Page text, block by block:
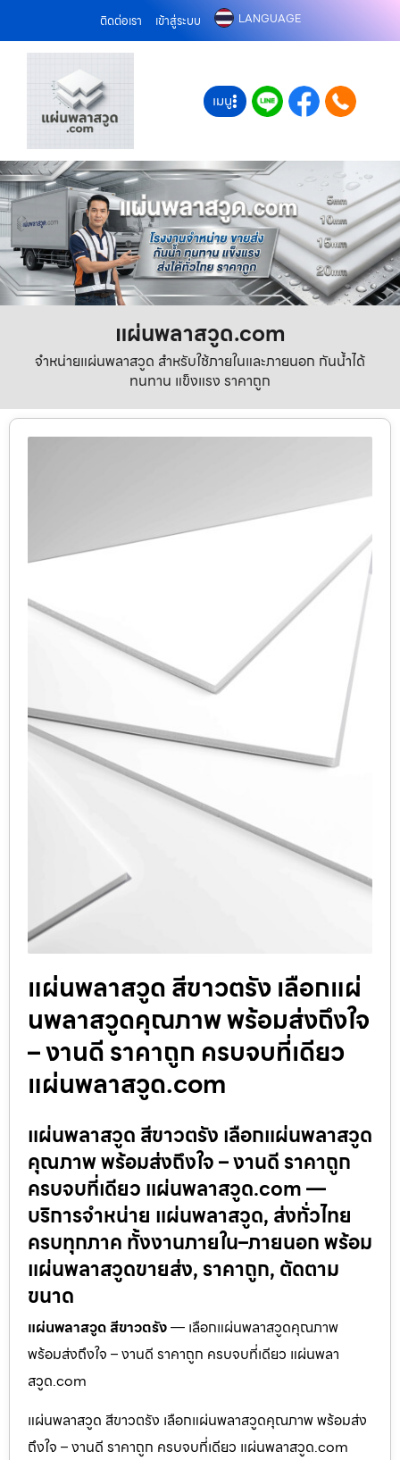
ติดต่อเรา เข้าสู่ระบบ LANGUAGE
เมนู
แผ่นพลาสวูด.com
จำหน่ายแผ่นพลาสวูด สำหรับใช้ภายในและภายนอก กันน้ำได้
ทนทาน แข็งแรง ราคาถูก
แผ่นพลาสวูด สีขาวตรัง เลือกแผ่
นพลาสวูดคุณภาพ พร้อมส่งถึงใจ
– งานดี ราคาถูก ครบจบที่เดียว
แผ่นพลาสวูด.com
แผ่นพลาสวูด สีขาวตรัง เลือกแผ่นพลาสวูด
คุณภาพ พร้อมส่งถึงใจ – งานดี ราคาถูก
ครบจบที่เดียว แผ่นพลาสวูด.com —
บริการจำหน่าย แผ่นพลาสวูด, ส่งทั่วไทย
ครบทุกภาค ทั้งงานภายใน–ภายนอก พร้อม
แผ่นพลาสวูดขายส่ง, ราคาถูก, ตัดตาม
ขนาด
แผ่นพลาสวูด สีขาวตรัง— เลือกแผ่นพลาสวูดคุณภาพ
พร้อมส่งถึงใจ – งานดี ราคาถูก ครบจบที่เดียว แผ่นพลา
สวูด.com
แผ่นพลาสวูด สีขาวตรัง เลือกแผ่นพลาสวูดคุณภาพ พร้อมส่ง
ถึงใจ – งานดี ราคาถูก ครบจบที่เดียว แผ่นพลาสวูด.com